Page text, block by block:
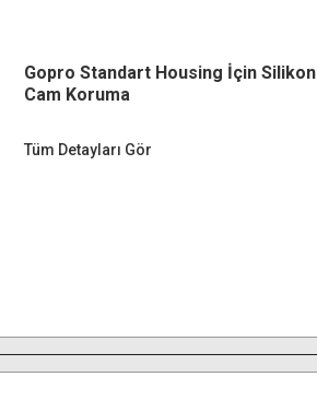
Gopro Standart Housing İçin Silikon
Cam Koruma
Tüm Detayları Gör